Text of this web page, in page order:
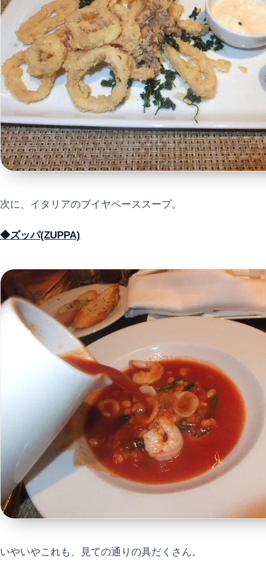
次に、イタリアのブイヤペーススープ。
◆ズッパ(ZUPPA)
いやいやこれも、見ての通りの具だくさん。